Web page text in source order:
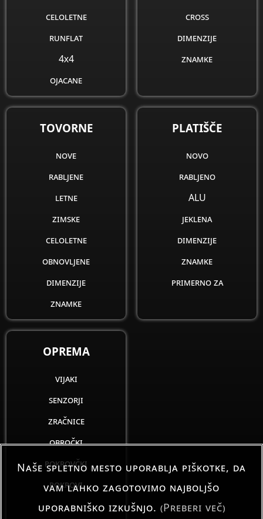
celoletne
runflat
4x4
ojacane
obnovljene
dimenzije
cross
dimenzije
znamke
TOVORNE
nove
rabljene
letne
zimske
celoletne
obnovljene
dimenzije
znamke
PLATIŠČE
novo
rabljeno
ALU
jeklena
dimenzije
znamke
primerno za
OPREMA
vijaki
senzorji
zračnice
obročki
pokrovčki
pokrovi
Naše spletno mesto uporablja piškotke, da
vam lahko zagotovimo najboljšo
uporabniško izkušnjo. (Preberi več)